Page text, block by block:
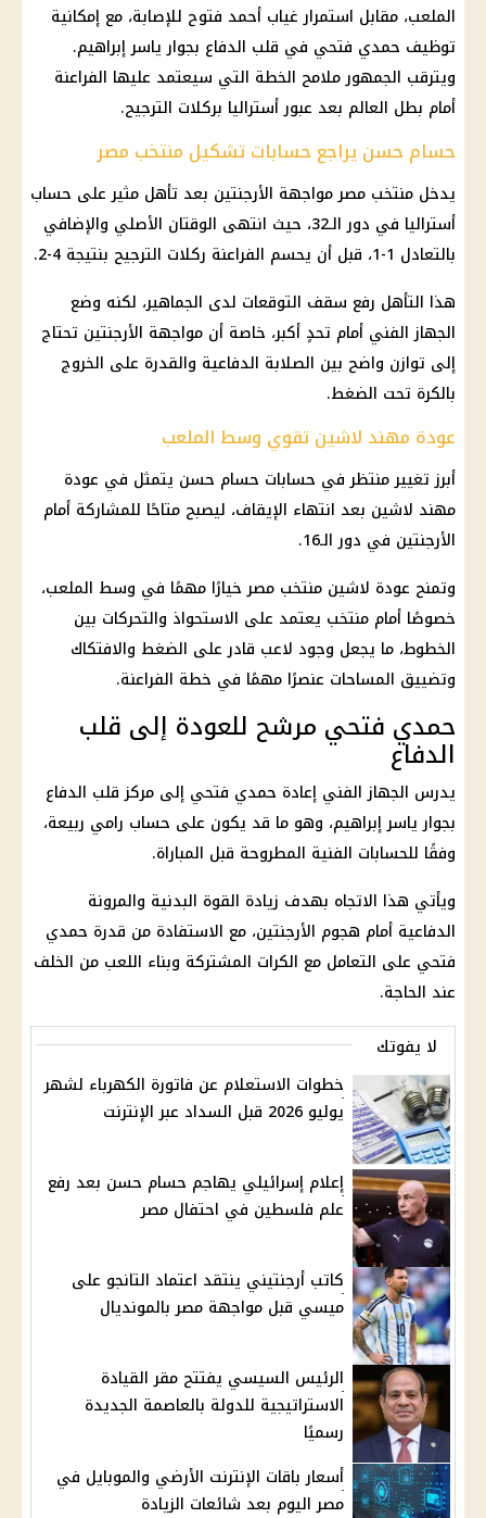
الملعب، مقابل استمرار غياب أحمد فتوح للإصابة، مع إمكانية
توظيف حمدي فتحي في قلب الدفاع بجوار ياسر إبراهيم.
ويترقب الجمهور ملامح الخطة التي سيعتمد عليها الفراعنة
أمام بطل العالم بعد عبور أستراليا بركلات الترجيح.
حسام حسن يراجع حسابات تشكيل منتخب مصر
يدخل منتخب مصر مواجهة الأرجنتين بعد تأهل مثير على حساب
أستراليا في دور الـ32، حيث انتهى الوقتان الأصلي والإضافي
بالتعادل 1-1، قبل أن يحسم الفراعنة ركلات الترجيح بنتيجة 4-2.
هذا التأهل رفع سقف التوقعات لدى الجماهير، لكنه وضع
الجهاز الفني أمام تحدٍ أكبر، خاصة أن مواجهة الأرجنتين تحتاج
إلى توازن واضح بين الصلابة الدفاعية والقدرة على الخروج
بالكرة تحت الضغط.
عودة مهند لاشين تقوي وسط الملعب
أبرز تغيير منتظر في حسابات حسام حسن يتمثل في عودة
مهند لاشين بعد انتهاء الإيقاف، ليصبح متاحًا للمشاركة أمام
الأرجنتين في دور الـ16.
وتمنح عودة لاشين منتخب مصر خيارًا مهمًا في وسط الملعب،
خصوصًا أمام منتخب يعتمد على الاستحواذ والتحركات بين
الخطوط، ما يجعل وجود لاعب قادر على الضغط والافتكاك
وتضييق المساحات عنصرًا مهمًا في خطة الفراعنة.
حمدي فتحي مرشح للعودة إلى قلب
الدفاع
يدرس الجهاز الفني إعادة حمدي فتحي إلى مركز قلب الدفاع
بجوار ياسر إبراهيم، وهو ما قد يكون على حساب رامي ربيعة،
وفقًا للحسابات الفنية المطروحة قبل المباراة.
ويأتي هذا الاتجاه بهدف زيادة القوة البدنية والمرونة
الدفاعية أمام هجوم الأرجنتين، مع الاستفادة من قدرة حمدي
فتحي على التعامل مع الكرات المشتركة وبناء اللعب من الخلف
عند الحاجة.
لا يفوتك
خطوات الاستعلام عن فاتورة الكهرباء لشهر
يوليو 2026 قبل السداد عبر الإنترنت
إعلام إسرائيلي يهاجم حسام حسن بعد رفع
علم فلسطين في احتفال مصر
كاتب أرجنتيني ينتقد اعتماد التانجو على
ميسي قبل مواجهة مصر بالمونديال
الرئيس السيسي يفتتح مقر القيادة
الاستراتيجية للدولة بالعاصمة الجديدة
رسميًا
أسعار باقات الإنترنت الأرضي والموبايل في
مصر اليوم بعد شائعات الزيادة